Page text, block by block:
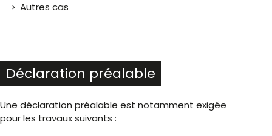
Autres cas
Déclaration préalable
Une déclaration préalable est notamment exigée
pour les travaux suivants :